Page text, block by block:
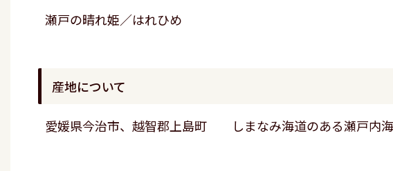
瀬戸の晴れ姫／はれひめ
産地について
愛媛県今治市、越智郡上島町 しまなみ海道のある瀬戸内